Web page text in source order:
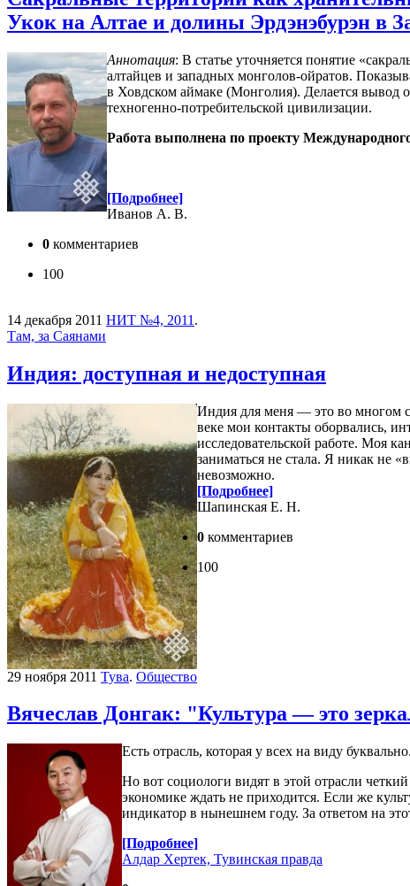
Укок на Алтае и долины Эрдэнэбурэн в
Аннотация: В статье уточняется понятие
алтайцев и западных монголов-ойратов.
в Ховдском аймаке (Монголия). Делается вывод
техногенно-потребительской цивилизации.
Работа выполнена по проекту
[Подробнее]
Иванов А. В.
0 комментариев
100
14 декабря 2011 НИТ №4, 2011 .
Там, за Саянами
Индия: доступная и недоступная
Индия для меня — это во многом
веке мои контакты оборвались,
исследовательской работе. Моя
заниматься не стала. Я никак не
невозможно.
[Подробнее]
Шапинская Е. Н.
0 комментариев
100
29 ноября 2011 Тува. Общество
Вячеслав Донгак: "Культура — это
Есть отрасль, которая у всех на виду
Но вот социологи видят в этой отрасли
экономике ждать не приходится. Если же
индикатор в нынешнем году. За ответом на
[Подробнее]
Алдар Хертек, Тувинская правда